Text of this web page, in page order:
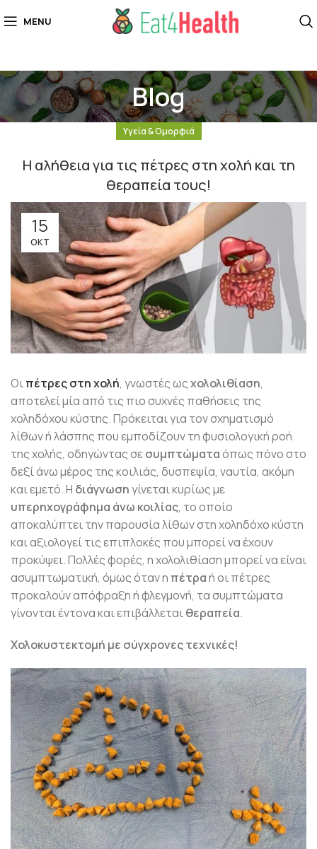
MENU
Blog
Υγεία & Ομορφιά
Η αλήθεια για τις πέτρες στη χολή και τη
θεραπεία τους!
15
ΟΚΤ
Οιπέτρες στη χολή, γνωστές ωςχολολιθίαση,
αποτελεί μία από τις πιο συχνές παθήσεις της
χοληδόχου κύστης. Πρόκειται για τον σχηματισμό
λίθων ή λάσπης που εμποδίζουν τη φυσιολογική ροή
της χολής, οδηγώντας σεσυμπτώματαόπως πόνο στο
δεξί άνω μέρος της κοιλιάς, δυσπεψία, ναυτία, ακόμη
και εμετό. Η διάγνωσηγίνεται κυρίως με
υπερηχογράφημα άνω κοιλίας, το οποίο
αποκαλύπτει την παρουσία λίθων στη χοληδόχο κύστη
και αξιολογεί τις επιπλοκές που μπορεί να έχουν
προκύψει. Πολλές φορές, η χολολιθίαση μπορεί να είναι
ασυμπτωματική, όμως όταν η πέτραή οι πέτρες
προκαλούν απόφραξη ή φλεγμονή, τα συμπτώματα
γίνονται έντονα και επιβάλλεταιθεραπεία.
Χολοκυστεκτομή με σύγχρονες τεχνικές!